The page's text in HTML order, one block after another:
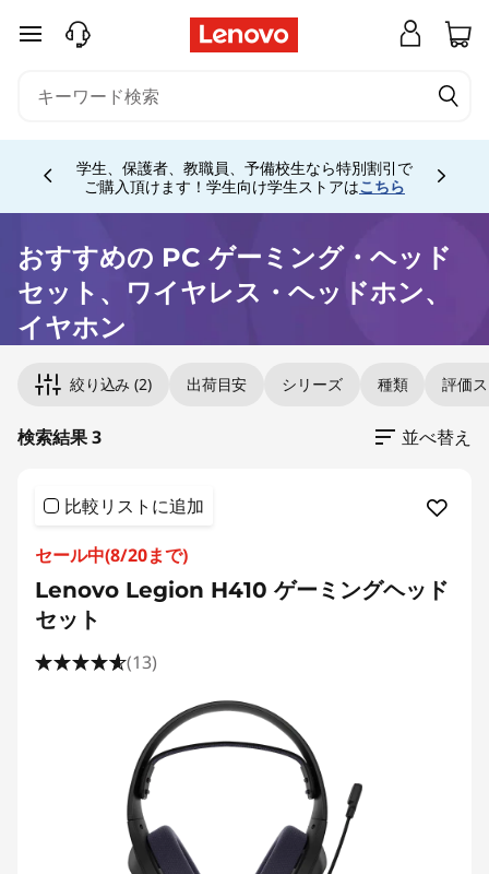
お
の
P
C
ー
ヘ
メインコンテンツにスキップする
学生、保護者、教職員、予備校生なら特別割引で
ご購入頂けます！学生向け学生ストアはこちら
おすすめの PC ゲーミング・ヘッド
セット、ワイヤレス・ヘッドホン、
イヤホン
絞り込み(2) 出荷目安 シリーズ 種類 評価
検索結果 3 並べ替え
比較リストに追加
セール中(8/20まで)
Lenovo Legion H410 ゲーミングヘッド
セット
(13)